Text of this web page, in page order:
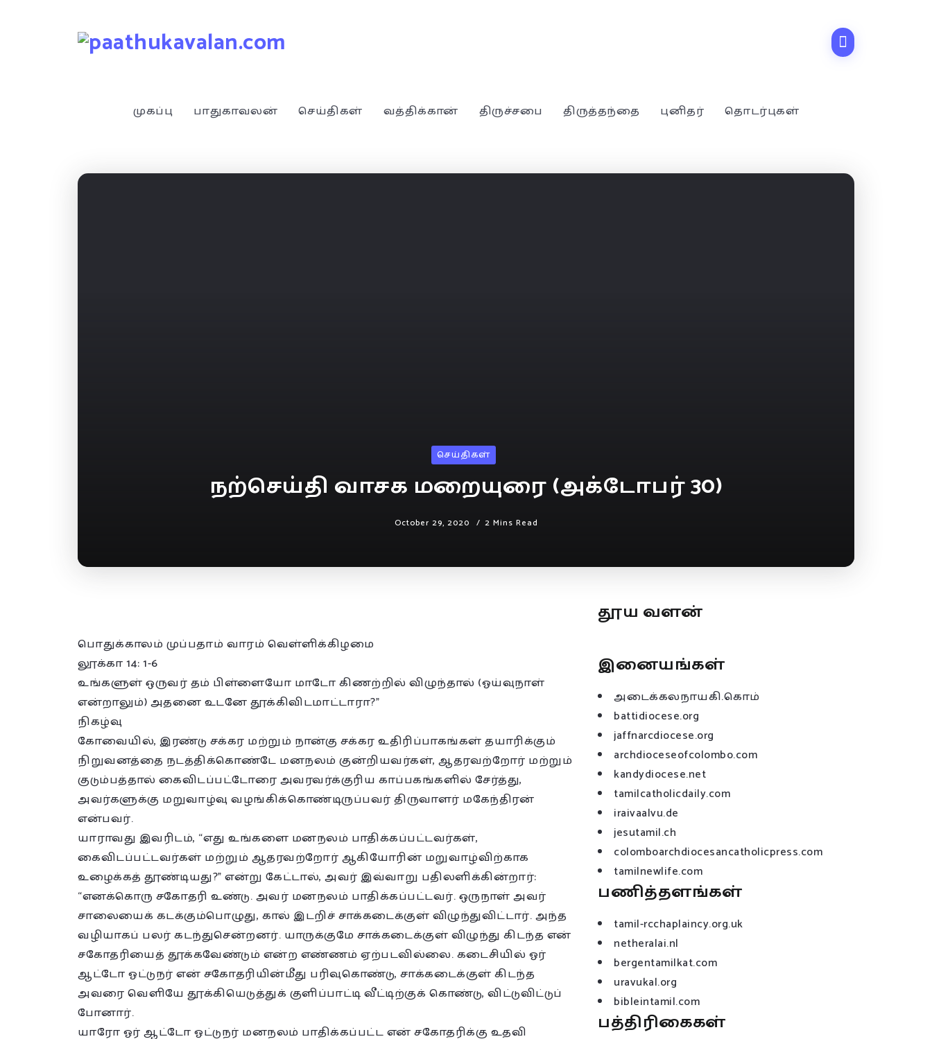
முகப்பு பாதுகாவலன் செய்திகள் வத்திக்கான் திருச்சபை திருத்தந்தை புனிதர் தொடர்புகள்
செய்திகள்
நற்செய்தி வாசக மறையுரை (அக்டோபர் 30)
October 29, 2020 2 Mins Read
பொதுக்காலம் முப்பதாம் வாரம் வெள்ளிக்கிழமை
லூக்கா 14: 1-6
உங்களுள் ஒருவர் தம் பிள்ளையோ மாடோ கிணற்றில் விழுந்தால் (ஓய்வுநாள்
என்றாலும்) அதனை உடனே தூக்கிவிடமாட்டாரா?”
நிகழ்வு
கோவையில், இரண்டு சக்கர மற்றும் நான்கு சக்கர உதிரிப்பாகங்கள் தயாரிக்கும்
நிறுவனத்தை நடத்திக்கொண்டே மனநலம் குன்றியவர்கள், ஆதரவற்றோர் மற்றும்
குடும்பத்தால் கைவிடப்பட்டோரை அவரவர்க்குரிய காப்பகங்களில் சேர்த்து,
அவர்களுக்கு மறுவாழ்வு வழங்கிக்கொண்டிருப்பவர் திருவாளர் மகேந்திரன்
என்பவர்.
யாராவது இவரிடம், “எது உங்களை மனநலம் பாதிக்கப்பட்டவர்கள்,
கைவிடப்பட்டவர்கள் மற்றும் ஆதரவற்றோர் ஆகியோரின் மறுவாழ்விற்காக
உழைக்கத் தூண்டியது?” என்று கேட்டால், அவர் இவ்வாறு பதிலளிக்கின்றார்:
“எனக்கொரு சகோதரி உண்டு. அவர் மனநலம் பாதிக்கப்பட்டவர். ஒருநாள் அவர்
சாலையைக் கடக்கும்பொழுது, கால் இடறிச் சாக்கடைக்குள் விழுந்துவிட்டார். அந்த
வழியாகப் பலர் கடந்துசென்றனர். யாருக்குமே சாக்கடைக்குள் விழுந்து கிடந்த என்
சகோதரியைத் தூக்கவேண்டும் என்ற எண்ணம் ஏற்படவில்லை. கடைசியில் ஓர்
ஆட்டோ ஓட்டுநர் என் சகோதரியின்மீது பரிவுகொண்டு, சாக்கடைக்குள் கிடந்த
அவரை வெளியே தூக்கியெடுத்துக் குளிப்பாட்டி வீட்டிற்குக் கொண்டு, விட்டுவிட்டுப்
போனார்.
யாரோ ஓர் ஆட்டோ ஓட்டுநர் மனநலம் பாதிக்கப்பட்ட என் சகோதரிக்கு உதவி
தூய வளன்
இனையங்கள்
அடைக்கலநாயகி.கொம்
battidiocese.org
jaffnarcdiocese.org
archdioceseofcolombo.com
kandydiocese.net
tamilcatholicdaily.com
iraivaalvu.de
jesutamil.ch
colomboarchdiocesancatholicpress.com
tamilnewlife.com
பணித்தளங்கள்
tamil-rcchaplaincy.org.uk
netheralai.nl
bergentamilkat.com
uravukal.org
bibleintamil.com
பத்திரிகைகள்